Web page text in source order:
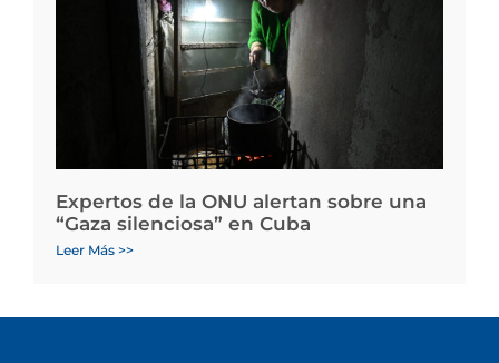
Expertos de la ONU alertan sobre una
“Gaza silenciosa” en Cuba
Leer Más >>